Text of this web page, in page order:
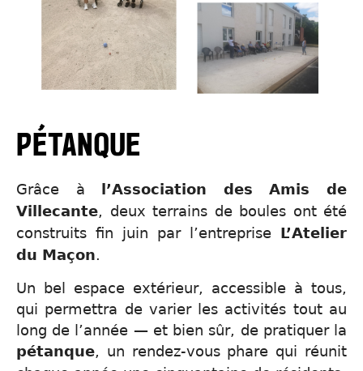
PÉTANQUE
Grâce à l’Association des Amis de
Villecante, deux terrains de boules ont été
construits fin juin par l’entreprise L’Atelier
du Maçon.
Un bel espace extérieur, accessible à tous,
qui permettra de varier les activités tout au
long de l’année — et bien sûr, de pratiquer la
pétanque, un rendez-vous phare qui réunit